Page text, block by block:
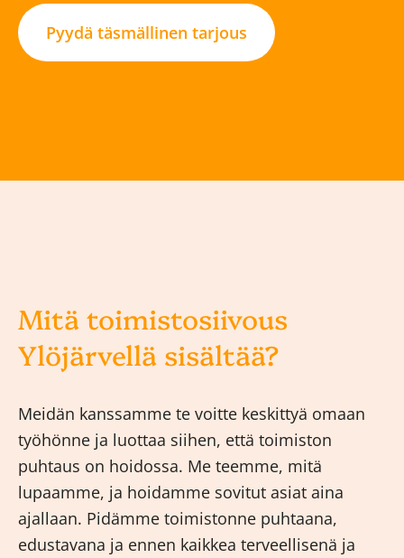
Pyydä täsmällinen tarjous
Mitä toimistosiivous
Ylöjärvellä sisältää?
Meidän kanssamme te voitte keskittyä omaan
työhönne ja luottaa siihen, että toimiston
puhtaus on hoidossa. Me teemme, mitä
lupaamme, ja hoidamme sovitut asiat aina
ajallaan. Pidämme toimistonne puhtaana,
edustavana ja ennen kaikkea terveellisenä ja